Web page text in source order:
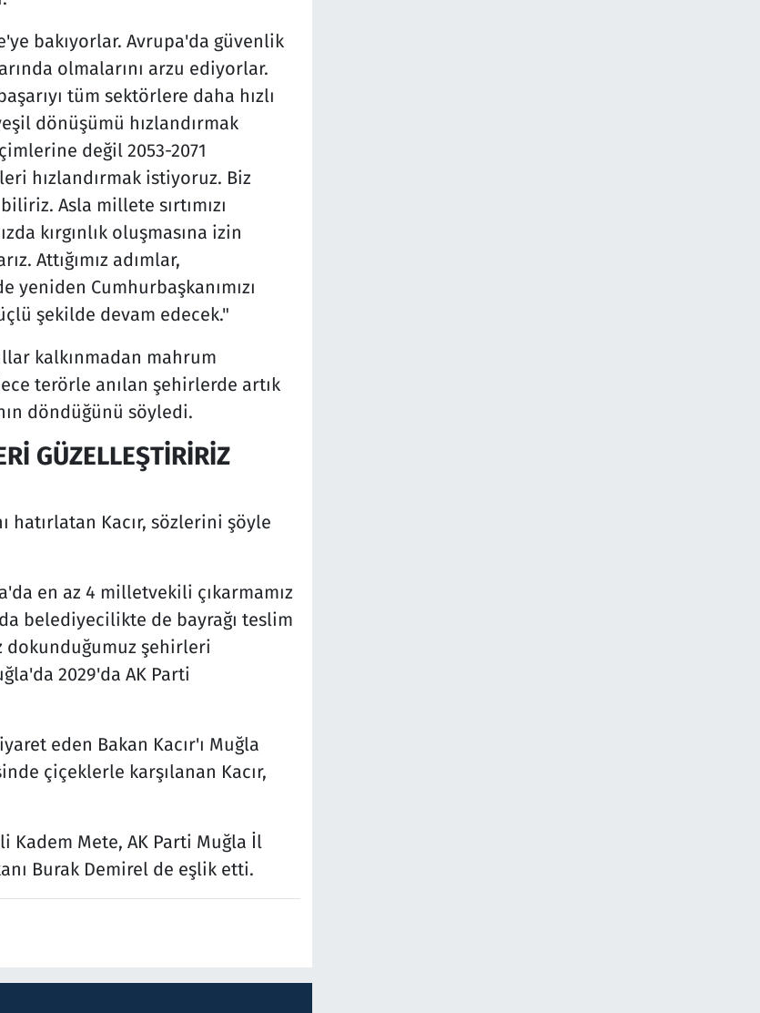
bakıyorlar. Avrupa'da güvenlik
olmalarını arzu ediyorlar.
tüm sektörlere daha hızlı
dönüşümü hızlandırmak
değil 2053-2071
hızlandırmak istiyoruz. Biz
Asla millete sırtımızı
kırgınlık oluşmasına izin
Attığımız adımlar,
Cumhurbaşkanımızı
şekilde devam edecek."
kalkınmadan mahrum
terörle anılan şehirlerde artık
döndüğünü söyledi.
GÜZELLEŞTİRİRİZ
hatırlatan Kacır, sözlerini şöyle
en az 4 milletvekili çıkarmamız
belediyecilikte de bayrağı teslim
dokunduğumuz şehirleri
2029'da AK Parti
eden Bakan Kacır'ı Muğla
çiçeklerle karşılanan Kacır,
Kadem Mete, AK Parti Muğla İl
Burak Demirel de eşlik etti.